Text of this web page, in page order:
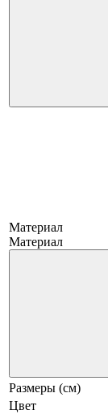
Материал
Материал
Размеры (см)
Цвет